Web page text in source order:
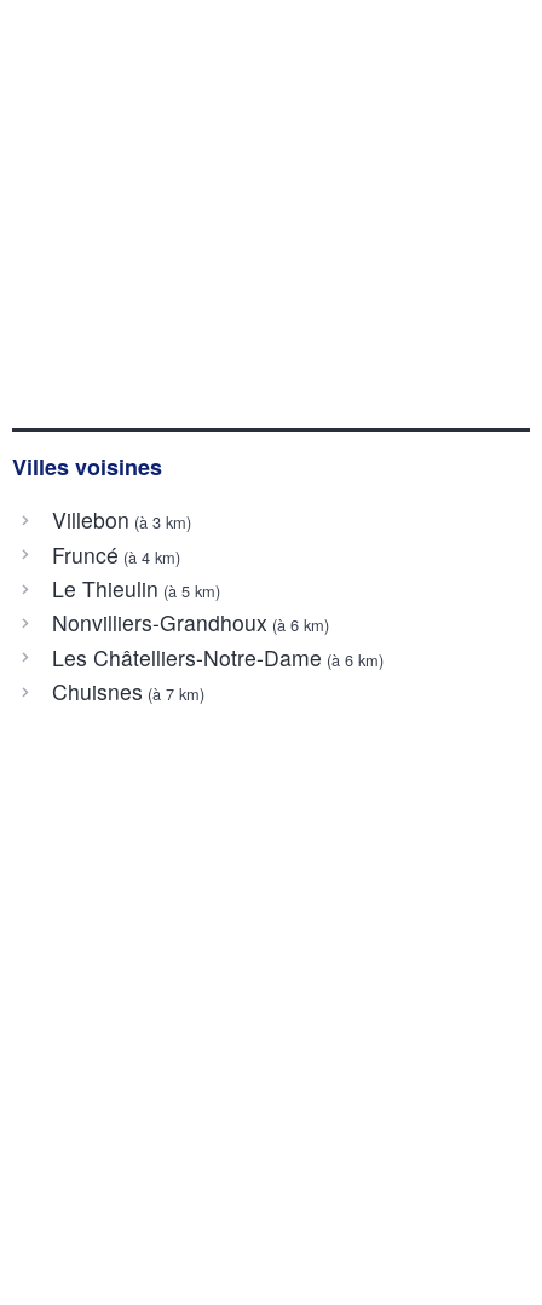
Villes voisines
Villebon (à 3 km)
Fruncé (à 4 km)
Le Thieulin (à 5 km)
Nonvilliers-Grandhoux (à 6 km)
Les Châtelliers-Notre-Dame (à 6 km)
Chuisnes (à 7 km)